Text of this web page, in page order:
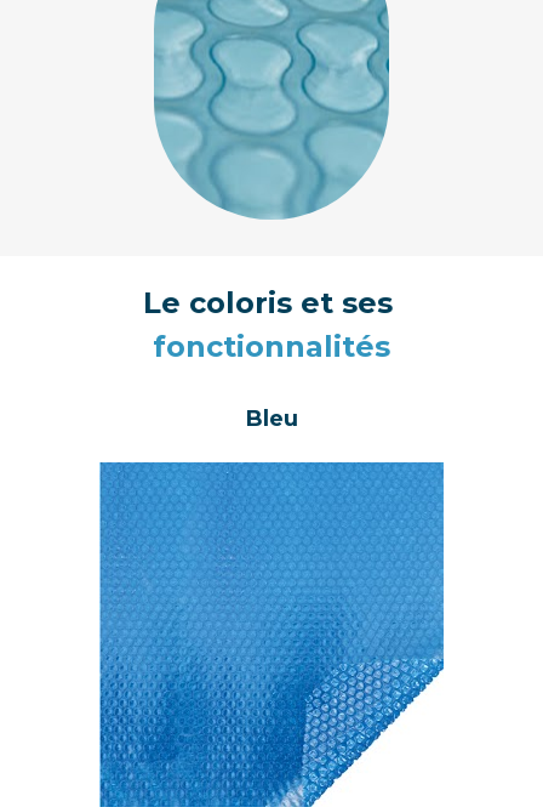
Le coloris et ses
fonctionnalités
Bleu